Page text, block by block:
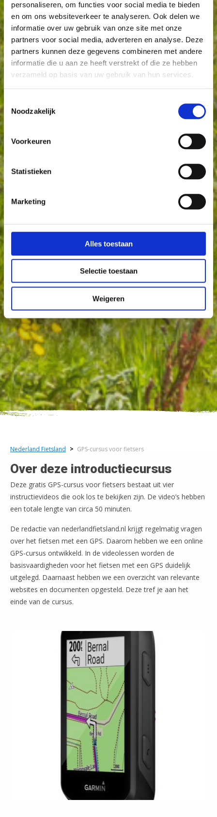
personaliseren, om functies voor social media te bieden
en om ons websiteverkeer te analyseren. Ook delen we
informatie over uw gebruik van onze site met onze
partners voor social media, adverteren en analyse. Deze
partners kunnen deze gegevens combineren met andere
informatie die u aan ze heeft verstrekt of die ze hebben
verzameld op basis van uw gebruik van hun services.
Noodzakelijk
Voorkeuren
Statistieken
Marketing
Alles toestaan
Selectie toestaan
Weigeren
Nederland Fietsland > GPS-cursus voor fietsers
Over deze introductiecursus
Deze gratis GPS-cursus voor fietsers bestaat uit vier
instructievideos die ook los te bekijken zijn. De video’s hebben
een totale lengte van circa 50 minuten.
De redactie van nederlandfietsland.nl krijgt regelmatig vragen
over het fietsen met een GPS. Daarom hebben we een online
GPS-cursus ontwikkeld. In de videolessen worden de
basisvaardigheden voor het fietsen met een GPS duidelijk
uitgelegd. Daarnaast hebben we een overzicht van relevante
websites en documenten opgesteld. Deze tref je aan het
einde van de cursus.